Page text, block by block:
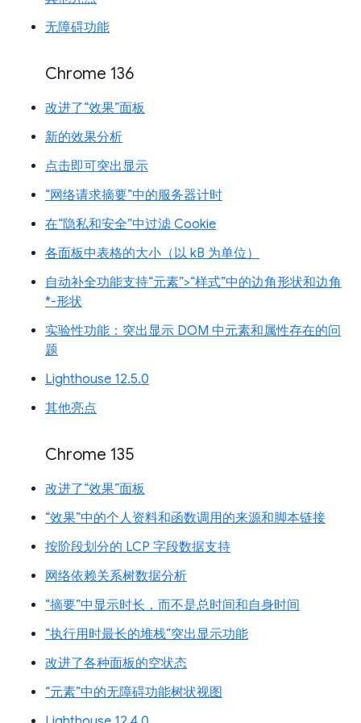
无障碍功能
Chrome 136
改进了“效果”面板
新的效果分析
点击即可突出显示
“网络请求摘要”中的服务器计时
在“隐私和安全”中过滤 Cookie
各面板中表格的大小（以 kB 为单位）
自动补全功能支持“元素”>“样式”中的边角形状和边角
*-形状
实验性功能：突出显示 DOM 中元素和属性存在的问
题
Lighthouse 12.5.0
其他亮点
Chrome 135
改进了“效果”面板
“效果”中的个人资料和函数调用的来源和脚本链接
按阶段划分的 LCP 字段数据支持
网络依赖关系树数据分析
“摘要”中显示时长，而不是总时间和自身时间
“执行用时最长的堆栈”突出显示功能
改进了各种面板的空状态
“元素”中的无障碍功能树状视图